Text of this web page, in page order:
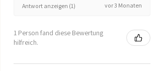
Antwort anzeigen (1) vor 3 Monaten
1 Person fand diese Bewertung
hilfreich.